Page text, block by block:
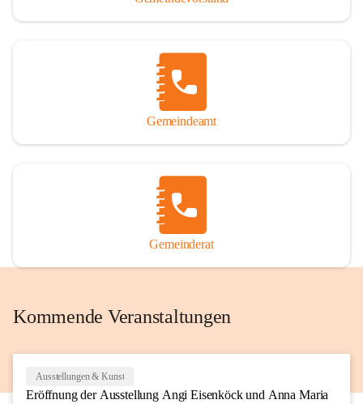
Gemeindeamt
Gemeinderat
Kommende Veranstaltungen
AUG
Ausstellungen & Kunst
Eröffnung der Ausstellung Angi Eisenköck und Anna Maria